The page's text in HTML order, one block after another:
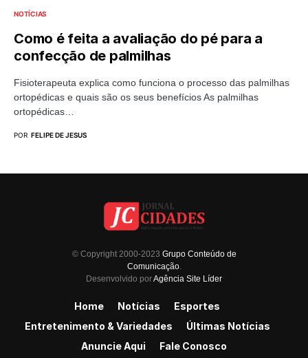
NOTÍCIAS
Como é feita a avaliação do pé para a
confecção de palmilhas
Fisioterapeuta explica como funciona o processo das palmilhas
ortopédicas e quais são os seus benefícios As palmilhas
ortopédicas…
POR FELIPE DE JESUS
© Copyright 2000-2023 Grupo Conteúdo de
Comunicação.
Desenvolvido porAgência Site Líder
Home Notícias
Esportes
Entretenimento & Variedades
Últimas Notícias
Anuncie Aqui
Fale Conosco